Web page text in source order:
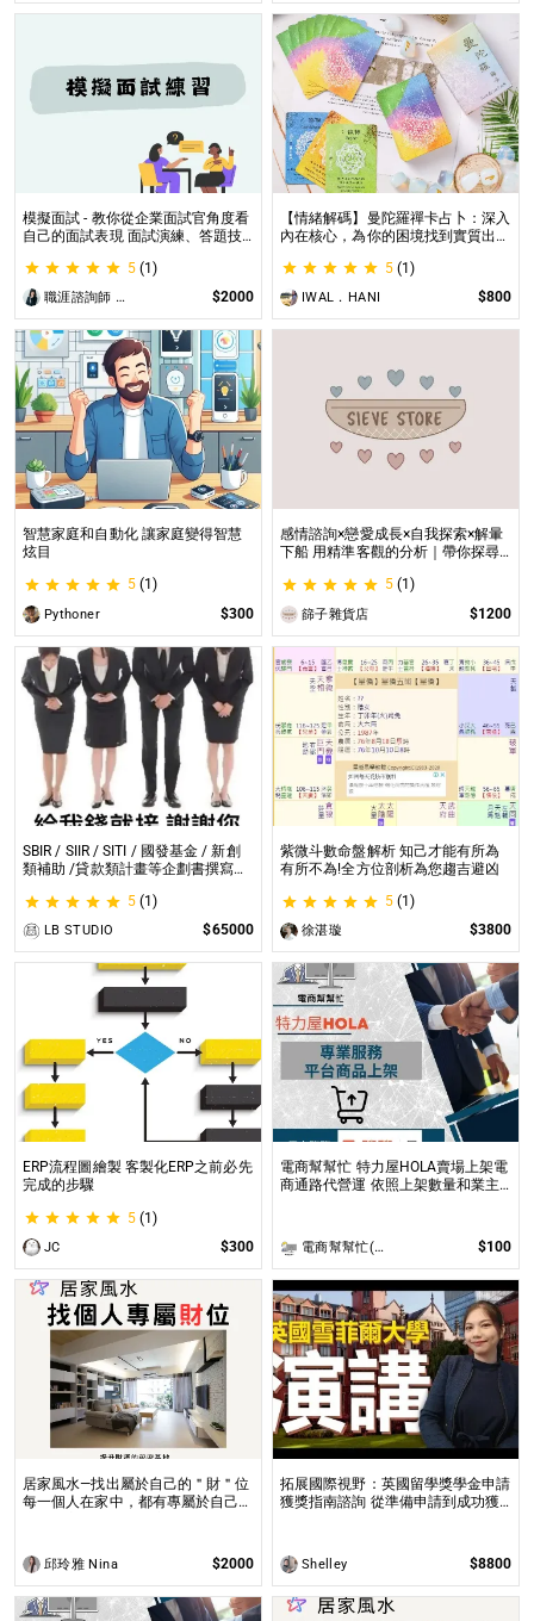
模擬面試 - 教你從企業面試官角度看
自己的面試表現 面試演練、答題技
5 (1)
職涯諮詢師 阿紫 $2000
【情緒解碼】曼陀羅禪卡占卜：深入
內在核心，為你的困境找到實質出口
情緒解析，打破人生卡關循環
5 (1)
IWAL．HANI $800
智慧家庭和自動化 讓家庭變得智慧
炫目
5 (1)
Pythoner $300
感情諮詢×戀愛成長×自我探索×解暈
下船 用精準客觀的分析｜帶你探尋
5 (1)
篩子雜貨店 $1200
SBIR / SIIR / SITI / 國發基金 / 新創
類補助 /貸款類計畫等企劃書撰寫
類補助 /貸款類計畫等企劃書撰寫
5 (1)
LB STUDIO $65000
紫微斗數命盤解析 知己才能有所為
有所不為!全方位剖析為您趨吉避凶
5 (1)
徐湛璇 $3800
ERP流程圖繪製 客製化ERP之前必先
完成的步驟
5 (1)
JC $300
電商幫幫忙 特力屋HOLA賣場上架電
商通路代營運 依照上架數量和業主
電商幫幫忙(電商平台代營運/電商上架/運營策略/網路行銷) $100
居家風水—找出屬於自己的＂財＂位
每一個人在家中，都有專屬於自己的
邱玲雅 Nina $2000
拓展國際視野：英國留學獎學金申請
獲獎指南諮詢 從準備申請到成功獲
Shelley $8800